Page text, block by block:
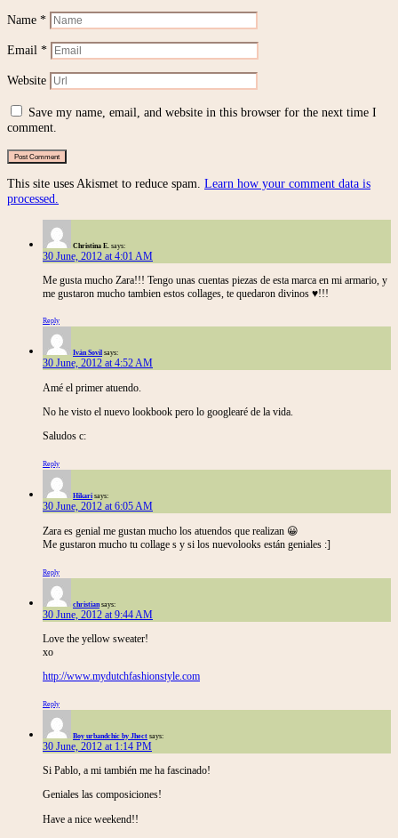
Name *
Email *
Website
Save my name, email, and website in this browser for the next time I
comment.
This site uses Akismet to reduce spam. Learn how your comment data is
processed.
Christina E. says:
30 June, 2012 at 4:01 AM
Me gusta mucho Zara!!! Tengo unas cuentas piezas de esta marca en mi armario, y
me gustaron mucho tambien estos collages, te quedaron divinos ♥!!!
Reply
Iván Sovil says:
30 June, 2012 at 4:52 AM
Amé el primer atuendo.
No he visto el nuevo lookbook pero lo googlearé de la vida.
Saludos c:
Reply
Hikari says:
30 June, 2012 at 6:05 AM
Zara es genial me gustan mucho los atuendos que realizan 😀
Me gustaron mucho tu collage s y si los nuevolooks están geniales :]
Reply
christian says:
30 June, 2012 at 9:44 AM
Love the yellow sweater!
xo
http://www.mydutchfashionstyle.com
Reply
Boy urbandchic by Jhect says:
30 June, 2012 at 1:14 PM
Si Pablo, a mi también me ha fascinado!
Geniales las composiciones!
Have a nice weekend!!